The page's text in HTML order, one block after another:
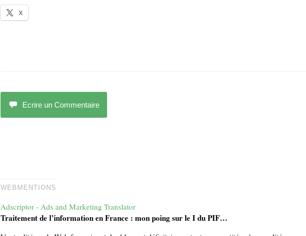
X
Ecrire un Commentaire
WEBMENTIONS
Adscriptor - Ads and Marketing Translator
Traitement de l’information en France : mon poing sur le I du PIF…